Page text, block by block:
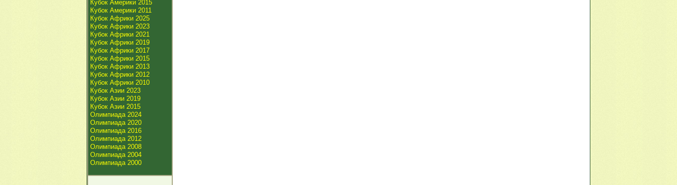
Кубок Америки 2015
Кубок Америки 2011
Кубок Африки 2025
Кубок Африки 2023
Кубок Африки 2021
Кубок Африки 2019
Кубок Африки 2017
Кубок Африки 2015
Кубок Африки 2013
Кубок Африки 2012
Кубок Африки 2010
Кубок Азии 2023
Кубок Азии 2019
Кубок Азии 2015
Олимпиада 2024
Олимпиада 2020
Олимпиада 2016
Олимпиада 2012
Олимпиада 2008
Олимпиада 2004
Олимпиада 2000